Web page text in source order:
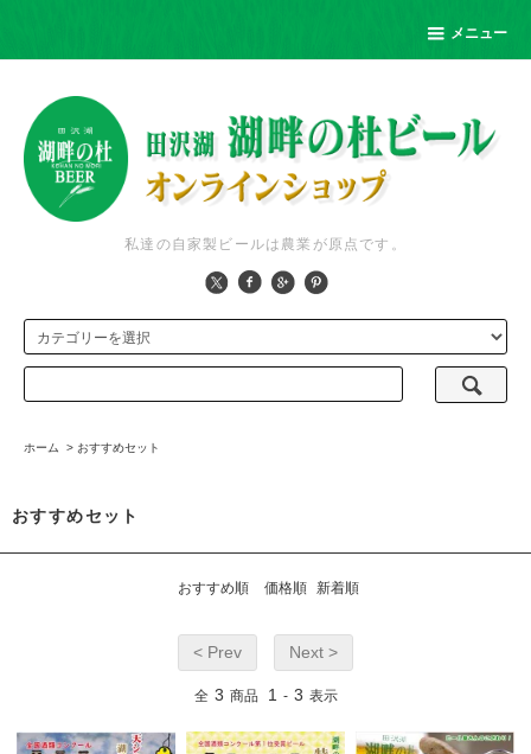
メニュー
私達の自家製ビールは農業が原点です。
ホーム > おすすめセット
おすすめセット
おすすめ順 価格順 新着順
< Prev Next >
全 3 商品 1 - 3 表示